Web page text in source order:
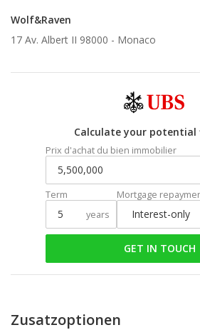
Wolf&Raven
17 Av. Albert II 98000 - Monaco
Calculate your potential
Prix d'achat du bien immobilier
Term
years
Mortgage
GET IN TOUCH
Zusatzoptionen